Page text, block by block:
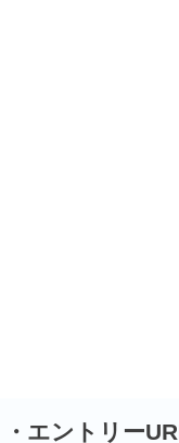
エントリー